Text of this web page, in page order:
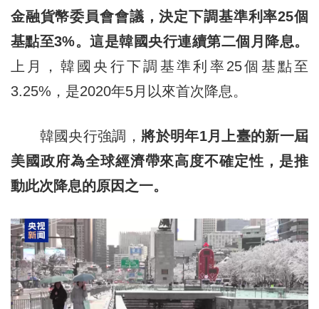
金融貨幣委員會會議，決定下調基準利率25個
基點至3%。這是韓國央行連續第二個月降息。
上月，韓國央行下調基準利率25個基點至
3.25%，是2020年5月以來首次降息。
韓國央行強調， 將於明年1月上臺的新一屆
美國政府為全球經濟帶來高度不確定性，是推
動此次降息的原因之一。